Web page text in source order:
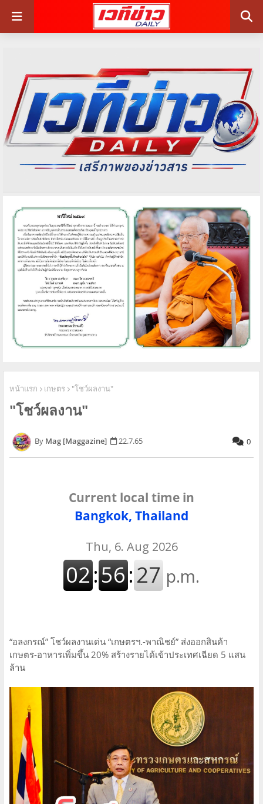
หน้าแรก เกษตร "โชว์ผลงาน"
"โชว์ผลงาน"
Mag [Maggazine] 22.7.65 0
Current local time in
Bangkok, Thailand
“อลงกรณ์” โชว์ผลงานเด่น “เกษตรฯ.-พาณิชย์” ส่งออกสินค้า
เกษตร-อาหารเพิ่มขึ้น 20% สร้างรายได้เข้าประเทศเฉียด 5 แสน
ล้าน